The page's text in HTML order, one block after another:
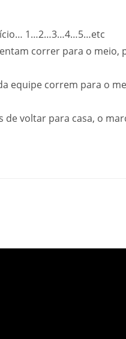
1…2…3…4…5…etc
correr para o meio,
equipe correm para o
voltar para casa, o